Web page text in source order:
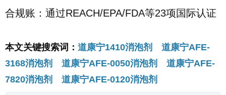
合规账：通过REACH/EPA/FDA等23项国际认证
本文关键搜索词： 道康宁1410消泡剂 道康宁AFE-
3168消泡剂 道康宁AFE-0050消泡剂 道康宁AFE-
7820消泡剂 道康宁AFE-0120消泡剂